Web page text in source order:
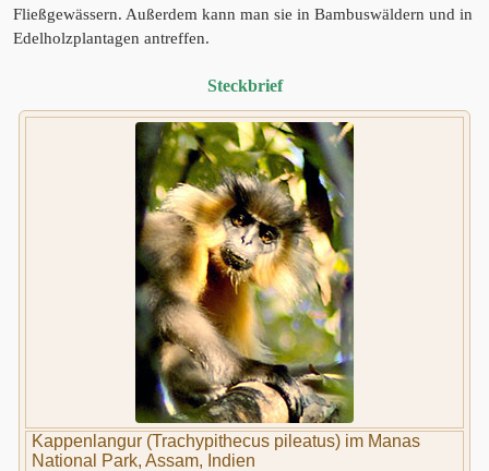
Fließgewässern. Außerdem kann man sie in Bambuswäldern und in
Edelholzplantagen antreffen.
Steckbrief
Kappenlangur (Trachypithecus pileatus) im Manas
National Park, Assam, Indien